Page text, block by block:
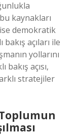
kaynakları
demokratik
açıları ile
yollarını
açısı,
stratejiler